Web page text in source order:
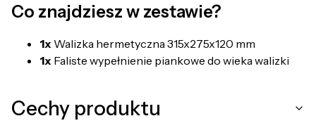
Co znajdziesz w zestawie?
1x Walizka hermetyczna 315x275x120 mm
1x Faliste wypełnienie piankowe do wieka walizki
Cechy produktu